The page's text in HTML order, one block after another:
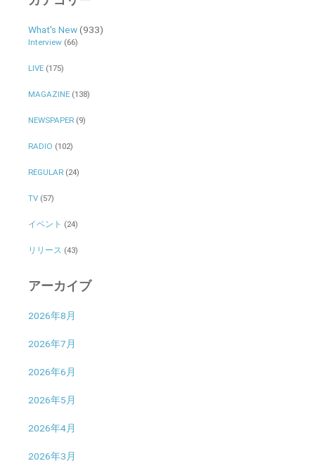
What's New(933)
Interview(66)
LIVE(175)
MAGAZINE(138)
NEWSPAPER(9)
RADIO (102)
REGULAR(24)
TV(57)
イベント (24)
リリース (43)
アーカイブ
2026年8月
2026年7月
2026年6月
2026年5月
2026年4月
2026年3月